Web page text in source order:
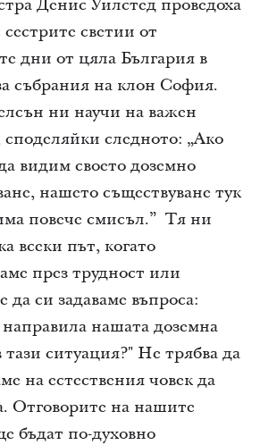
Денис Уилстед проведоха
светии от
дни от цяла България в
събрания на клон София.
ни научи на важен
следното: „Ако
видим своето доземно
нашето съществуване тук
повече смисъл.” Тя ни
всеки път, когато
през трудност или
да си задаваме въпроса:
нашата доземна
ситуация?" Не трябва да
на естествения човек да
Отговорите на нашите
бъдат по-духовно